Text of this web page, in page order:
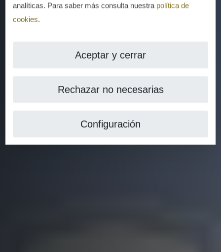
analíticas. Para saber más consulta nuestra política de
cookies.
Aceptar y cerrar
Rechazar no necesarias
Configuración